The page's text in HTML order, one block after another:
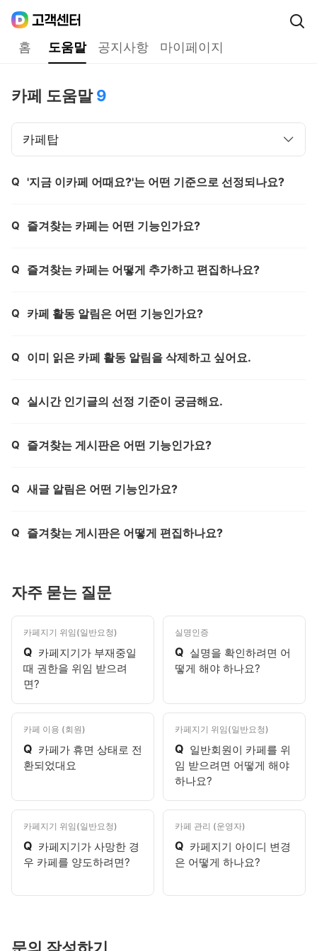
홈 도움말 공지사항 마이페이지
카페 도움말 9
카페탑
Q '지금 이카페 어때요?'는 어떤 기준으로 선정되나요?
Q 즐겨찾는 카페는 어떤 기능인가요?
Q 즐겨찾는 카페는 어떻게 추가하고 편집하나요?
Q 카페 활동 알림은 어떤 기능인가요?
Q 이미 읽은 카페 활동 알림을 삭제하고 싶어요.
Q 실시간 인기글의 선정 기준이 궁금해요.
Q 즐겨찾는 게시판은 어떤 기능인가요?
Q 새글 알림은 어떤 기능인가요?
Q 즐겨찾는 게시판은 어떻게 편집하나요?
자주 묻는 질문
카페지기 위임(일반요청)
Q 카페지기가 부재중일
때 권한을 위임 받으려
면?
실명인증
Q 실명을 확인하려면 어
떻게 해야 하나요?
카페 이용 (회원)
Q 카페가 휴면 상태로 전
환되었대요
카페지기 위임(일반요청)
Q 일반회원이 카페를 위
임 받으려면 어떻게 해야
하나요?
카페지기 위임(일반요청)
Q 카페지기가 사망한 경
우 카페를 양도하려면?
카페 관리 (운영자)
Q 카페지기 아이디 변경
은 어떻게 하나요?